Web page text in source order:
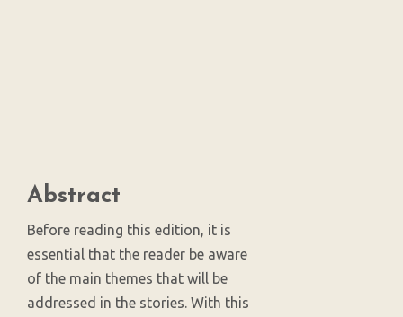
Article
Content
Abstract
Before reading this edition, it is
essential that the reader be aware
of the main themes that will be
addressed in the stories. With this